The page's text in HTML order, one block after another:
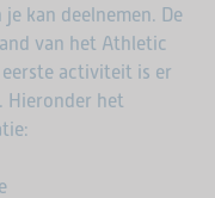
kan deelnemen. De
van het Athletic
activiteit is er
Hieronder het